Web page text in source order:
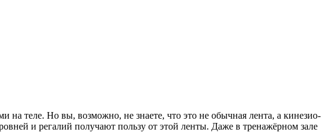
теле. Но вы, возможно, не знаете, что это не обычная лента, а кинезио­
и регалий получают пользу от этой ленты. Даже в тренажёрном зале